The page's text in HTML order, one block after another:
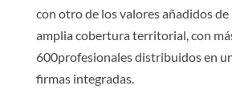
con otro de los valores añadidos
amplia cobertura territorial, con
600profesionales distribuidos en
firmas integradas.